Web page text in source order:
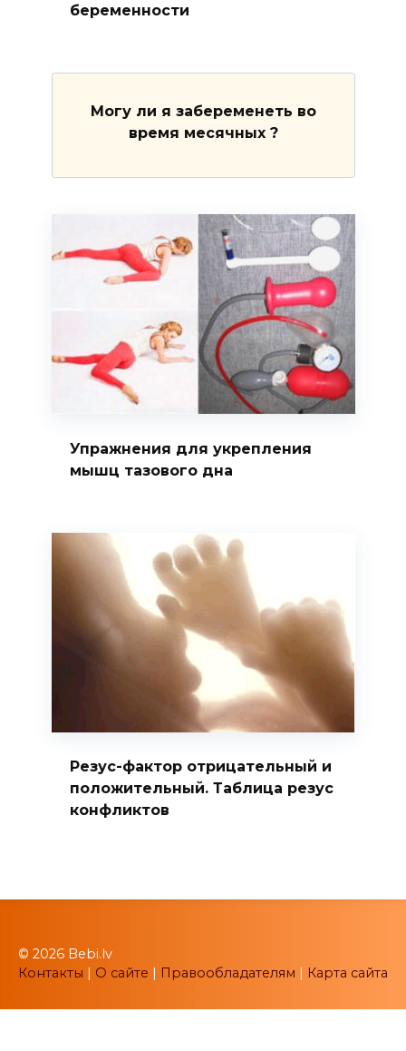
беременности
Могу ли я забеременеть во
время месячных ?
Упражнения для укрепления
мышц тазового дна
Резус-фактор отрицательный и
положительный. Таблица резус
конфликтов
© 2026 Bebi.lv
Контакты | О сайте | Правообладателям | Карта сайта